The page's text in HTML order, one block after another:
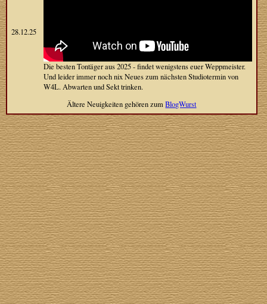
28.12.25
Die besten Tontäger aus 2025 - findet wenigstens euer Weppmeister.
Und leider immer noch nix Neues zum nächsten Studiotermin von
W4L. Abwarten und Sekt trinken.
Ältere Neuigkeiten gehören zumBlogWurst